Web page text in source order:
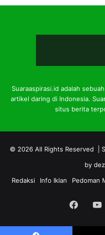
Suaraaspirasi.id adalah
artikel daring di Indonesia.
situs berita
© 2026 All Rights Reserved |
by
Redaksi
Info Iklan Pedoman